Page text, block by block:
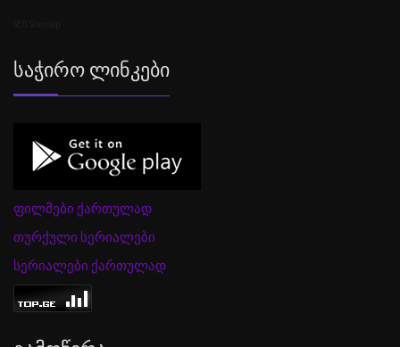
Საჭირო Ლინკები
ფილმები ქართულად
თურქული სერიალები
სერიალები ქართულად